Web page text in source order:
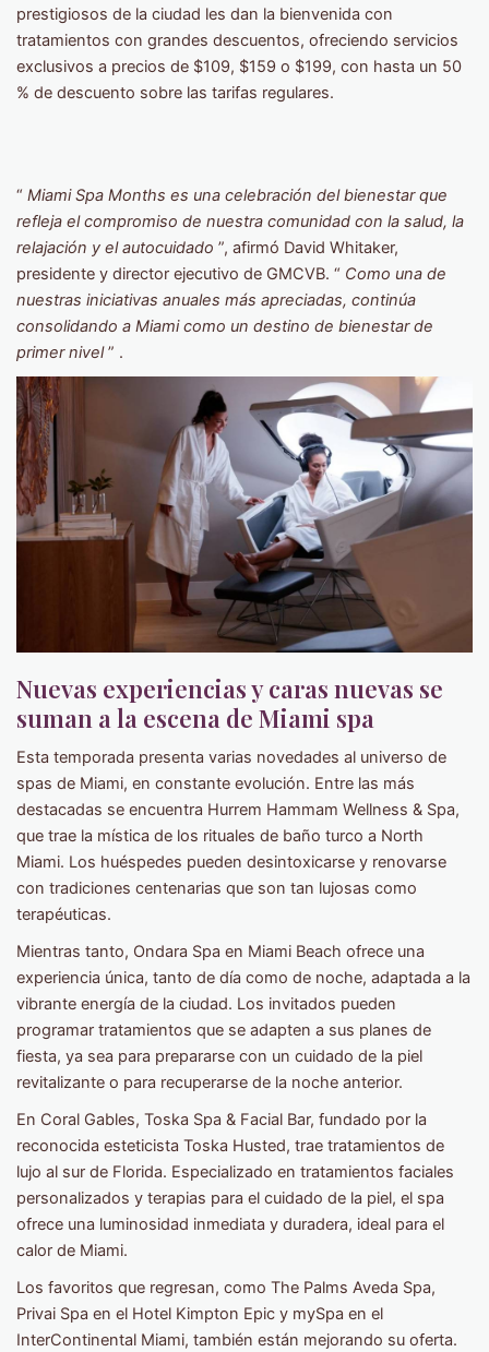
prestigiosos de la ciudad les dan la bienvenida con
tratamientos con grandes descuentos, ofreciendo servicios
exclusivos a precios de $109, $159 o $199, con hasta un 50
% de descuento sobre las tarifas regulares.
“ Miami Spa Months es una celebración del bienestar que
refleja el compromiso de nuestra comunidad con la salud, la
relajación y el autocuidado ”, afirmó David Whitaker,
presidente y director ejecutivo de GMCVB. “ Como una de
nuestras iniciativas anuales más apreciadas, continúa
consolidando a Miami como un destino de bienestar de
primer nivel” .
Nuevas experiencias y caras nuevas se
suman a la escena de Miami spa
Esta temporada presenta varias novedades al universo de
spas de Miami, en constante evolución. Entre las más
destacadas se encuentra Hurrem Hammam Wellness & Spa,
que trae la mística de los rituales de baño turco a North
Miami. Los huéspedes pueden desintoxicarse y renovarse
con tradiciones centenarias que son tan lujosas como
terapéuticas.
Mientras tanto, Ondara Spa en Miami Beach ofrece una
experiencia única, tanto de día como de noche, adaptada a la
vibrante energía de la ciudad. Los invitados pueden
programar tratamientos que se adapten a sus planes de
fiesta, ya sea para prepararse con un cuidado de la piel
revitalizante o para recuperarse de la noche anterior.
En Coral Gables, Toska Spa & Facial Bar, fundado por la
reconocida esteticista Toska Husted, trae tratamientos de
lujo al sur de Florida. Especializado en tratamientos faciales
personalizados y terapias para el cuidado de la piel, el spa
ofrece una luminosidad inmediata y duradera, ideal para el
calor de Miami.
Los favoritos que regresan, como The Palms Aveda Spa,
Privai Spa en el Hotel Kimpton Epic y mySpa en el
InterContinental Miami, también están mejorando su oferta.